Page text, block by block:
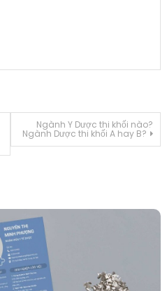
Ngành Y Dược thi khối nào?
Ngành Dược thi khối A hay B?